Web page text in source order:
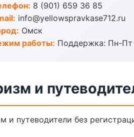
8 (901) 659 36 85
info@yellowspravkase712.ru
Омск
работы: Поддержка: Пн-Пт
и
и путеводители без